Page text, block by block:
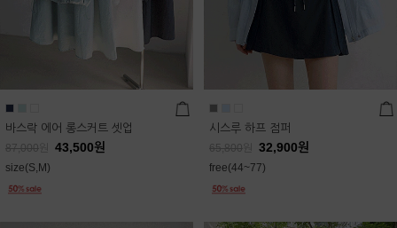
바스락 에어 롱스커트 셋업
87,000 43,500원
size(S,M)
시스루 하프 점퍼
65,800 32,900원
free(44~77)